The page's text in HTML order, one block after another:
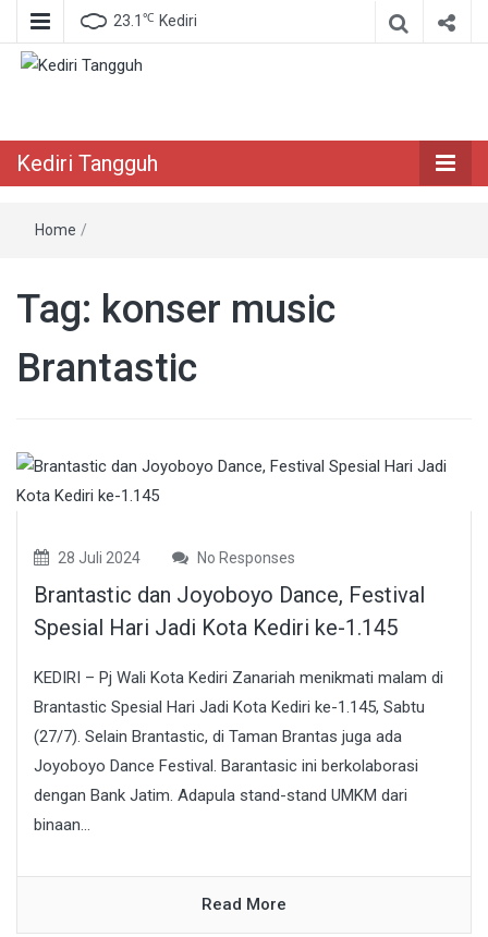
23.1 ℃ Kediri
Kediri Tangguh
Home /
Tag: konser music
Brantastic
28 Juli 2024 No Responses
Brantastic dan Joyoboyo Dance, Festival
Spesial Hari Jadi Kota Kediri ke-1.145
KEDIRI – Pj Wali Kota Kediri Zanariah menikmati malam di
Brantastic Spesial Hari Jadi Kota Kediri ke-1.145, Sabtu
(27/7). Selain Brantastic, di Taman Brantas juga ada
Joyoboyo Dance Festival. Barantasic ini berkolaborasi
dengan Bank Jatim. Adapula stand-stand UMKM dari
binaan...
Read More